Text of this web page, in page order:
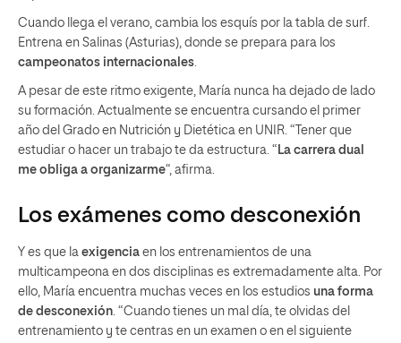
Cuando llega el verano, cambia los esquís por la tabla de surf.
Entrena en Salinas (Asturias), donde se prepara para los
campeonatos internacionales.
A pesar de este ritmo exigente, María nunca ha dejado de lado
su formación. Actualmente se encuentra cursando el primer
año del Grado en Nutrición y Dietética en UNIR. “Tener que
estudiar o hacer un trabajo te da estructura. “ La carrera dual
me obliga a organizarme“, afirma.
Los exámenes como desconexión
Y es que la exigencia en los entrenamientos de una
multicampeona en dos disciplinas es extremadamente alta. Por
ello, María encuentra muchas veces en los estudios una forma
de desconexión. “Cuando tienes un mal día, te olvidas del
entrenamiento y te centras en un examen o en el siguiente